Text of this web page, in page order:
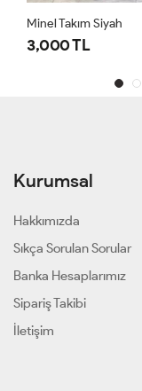
Minel Takım Siyah
3,000 TL
Kurumsal
Hakkımızda
Sıkça Sorulan Sorular
Banka Hesaplarımız
Sipariş Takibi
İletişim